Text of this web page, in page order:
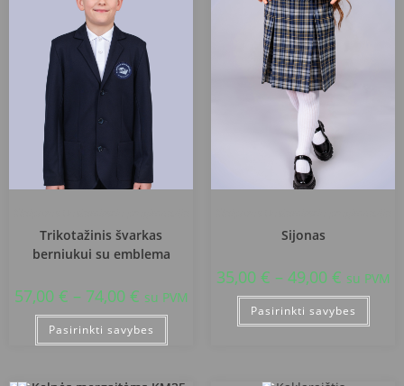
Trikotažinis švarkas
berniukui su emblema
57,00 € – 74,00 € su PVM
Pasirinkti savybes
Sijonas
35,00 € – 49,00 € su PVM
Pasirinkti savybes